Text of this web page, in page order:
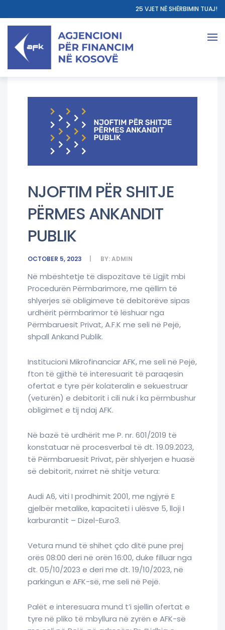
25 VJET NË SHËRBIMIN TUAJ!
NJOFTIM PËR SHITJE
PËRMES ANKANDIT
PUBLIK
OCTOBER 5, 2023 BY:ADMIN
Në mbështetje të dispozitave të Ligjit mbi
Procedurën Përmbarimore, me qëllim të
shlyerjes së obligimeve të debitorëve sipas
urdhërit përmbarimor të lëshuar nga
Përmbaruesit Privat, A.F.K me seli në Pejë,
shpall Ankand Publik.
Institucioni Mikrofinanciar AFK, me seli në Pejë,
fton të gjithë të interesuarit të paraqesin
ofertat e tyre për kolateralin e sekuestruar
(veturën) e debitorit i cili nuk i ka përmbushur
obligimet e tij ndaj AFK.
Në bazë të urdhërit me P. nr. 601/2019 të
konstatuar në procesverbal të dt. 19.09.2023,
të Përmbaruesit Privat, për shlyerjen e huasë
së debitorit, nxirret në shitje vetura:
Audi A6, viti I prodhimit 2001, me ngjyrë E
gjelbër metalike, kapaciteti i ulësve 5, lloji I
karburantit – Dizel-Euro3.
Vetura mund të shihet çdo ditë pune prej
orës 08:00 deri në orën 16:00, duke filluar nga
dt. 05/10/2023 e deri me dt. 19/10/2023, në
parkingun e AFK-së, me seli në Pejë.
Palët e interesuara mund t’i sjellin ofertat e
tyre në pliko të mbyllura në zyrën e AFK-së